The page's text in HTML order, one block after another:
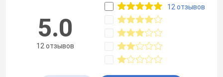
5.0
12 отзывов
12 отзывов